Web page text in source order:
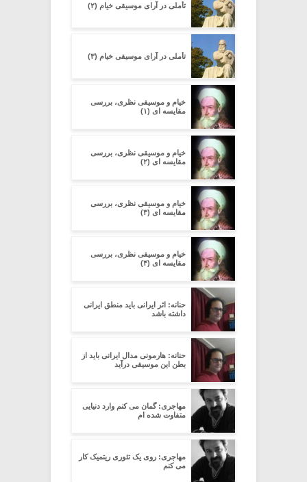
تأملی در آرای موسیقی خیام (۲)
تأملی در آرای موسیقی خیام (۳)
خیام و موسیقی نظری، بررسی
مقایسه ای (۱)
خیام و موسیقی نظری، بررسی
مقایسه ای (۲)
خیام و موسیقی نظری، بررسی
مقایسه ای (۳)
خیام و موسیقی نظری، بررسی
مقایسه ای (۴)
حنانه: اثر ایرانی باید منطق ایرانی
داشته باشد
حنانه: هارمونی مدال ایرانی باید از
بطن این موسیقی درآید
مهاجری: گمان می کنم وارد دنیایی
متفاوت شده ام
مهاجری: روی یک تئوری ریتمیک کار
می کنم